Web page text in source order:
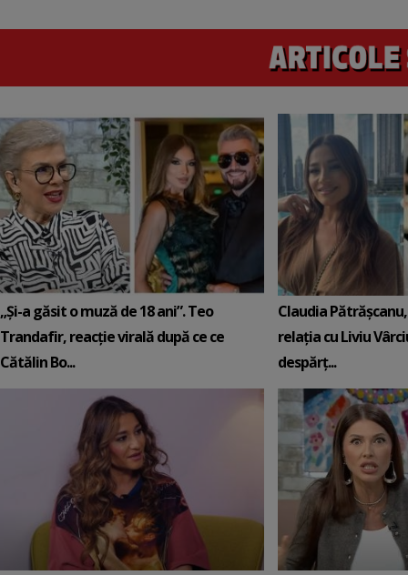
„Și-a găsit o muză de 18 ani”. Teo
Trandafir, reacție virală după ce ce
Cătălin Bo...
Claudia
relația cu Liviu
despărț...